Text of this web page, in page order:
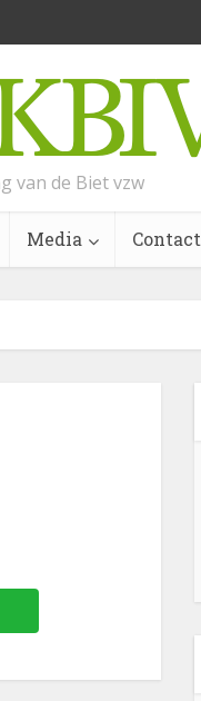
van de Biet vzw
Media Contact